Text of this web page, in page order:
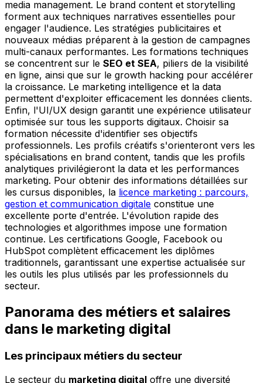
media management. Le brand content et storytelling
forment aux techniques narratives essentielles pour
engager l'audience. Les stratégies publicitaires et
nouveaux médias préparent à la gestion de campagnes
multi-canaux performantes. Les formations techniques
se concentrent sur le SEO et SEA, piliers de la visibilité
en ligne, ainsi que sur le growth hacking pour accélérer
la croissance. Le marketing intelligence et la data
permettent d'exploiter efficacement les données clients.
Enfin, l'UI/UX design garantit une expérience utilisateur
optimisée sur tous les supports digitaux. Choisir sa
formation nécessite d'identifier ses objectifs
professionnels. Les profils créatifs s'orienteront vers les
spécialisations en brand content, tandis que les profils
analytiques privilégieront la data et les performances
marketing. Pour obtenir des informations détaillées sur
les cursus disponibles, la licence marketing : parcours,
gestion et communication digitale constitue une
excellente porte d'entrée. L'évolution rapide des
technologies et algorithmes impose une formation
continue. Les certifications Google, Facebook ou
HubSpot complètent efficacement les diplômes
traditionnels, garantissant une expertise actualisée sur
les outils les plus utilisés par les professionnels du
secteur.
Panorama des métiers et salaires
dans le marketing digital
Les principaux métiers du secteur
Le secteur du marketing digital offre une diversité